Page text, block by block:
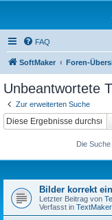
FAQ
SoftMaker Foren-
Unbeantwortete
Zur erweiterten Suche
Die
Bilder korrekt
Letzter Beitrag von
Verfasst in